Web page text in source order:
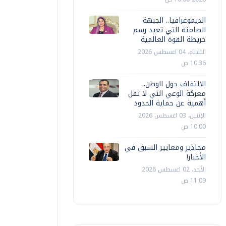
وبناء نظام وطني متكامل للملكية
الفكرية
الإثنين، 27 اكتوبر 2025 07:46 م
الديموغرافيا.. الجبهة
الصامتة التي تعيد رسم
خريطة القوة العالمية
الثلاثاء، 04 اغسطس 2026
10:36 ص
الالتفاف حول الوطن..
معركة الوعي التي لا تقل
أهمية عن حماية الحدود
الإثنين، 03 اغسطس 2026
10:00 ص
محاذير ومعايير السبق في
الأخبار!
الأحد، 02 اغسطس 2026
11:09 ص